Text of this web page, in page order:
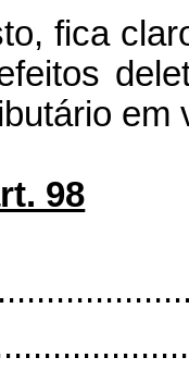
fica
em
98